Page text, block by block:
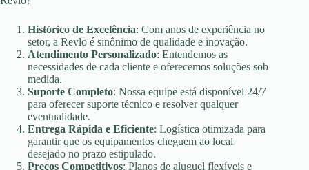
Histórico de Excelência: Com anos de experiência no
setor, a Revlo é sinônimo de qualidade e inovação.
Atendimento Personalizado: Entendemos as
necessidades de cada cliente e oferecemos soluções sob
medida.
Suporte Completo: Nossa equipe está disponível 24/7
para oferecer suporte técnico e resolver qualquer
eventualidade.
Entrega Rápida e Eficiente: Logística otimizada para
garantir que os equipamentos cheguem ao local
desejado no prazo estipulado.
Preços Competitivos: Planos de aluguel flexíveis e